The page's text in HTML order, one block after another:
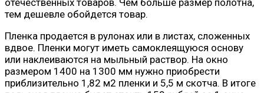
тем дешевле обойдется товар.
Пленка продается в рулонах или в листах, сложенных
вдвое. Пленки могут иметь самоклеящуюся основу
или наклеиваются на мыльный раствор. На окно
размером 1400 на 1300 мм нужно приобрести
приблизительно 1,82 м2 пленки и 5,5 м скотча. В итоге